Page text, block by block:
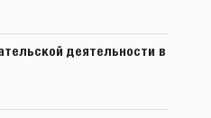
деятельности в